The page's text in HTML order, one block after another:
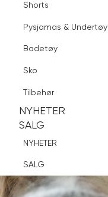
Sko
Tilbehør
NYHETER
SALG
NYHETER
SALG
Shorts
Pysjamas & Undertøy
Badetøy
Sko
Tilbehør
NYHETER
SALG
NYHETER
SALG